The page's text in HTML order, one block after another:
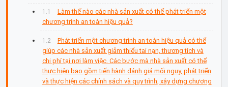
Làm thế nào các nhà sản xuất có thể phát triển một
chương trình an toàn hiệu quả?
Phát triển một chương trình an toàn hiệu quả có thể
giúp các nhà sản xuất giảm thiểu tai nạn, thương tích và
chi phí tại nơi làm việc. Các bước mà nhà sản xuất có thể
thực hiện bao gồm tiến hành đánh giá mối nguy, phát triển
và thực hiện các chính sách và quy trình, xây dựng chương